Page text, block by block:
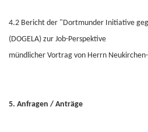
4.2 Bericht der "Dortmunder Initiative
(DOGELA) zur Job-Perspektive
mündlicher Vortrag von Herrn Neukirchen-
5. Anfragen / Anträge